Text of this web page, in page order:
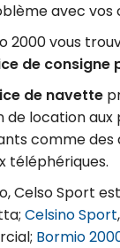
avec vos
2000 vous
de consigne
de navette
de location
comme
téléphériques.
Celso Sport
Celsino Sport
Bormio